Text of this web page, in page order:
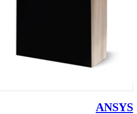
ANSYS